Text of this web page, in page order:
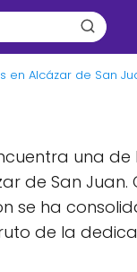
en Alcázar de San
una
de San
se ha
de la